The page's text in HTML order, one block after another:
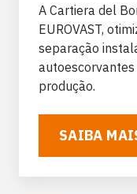
A Cartiera del
EUROVAST,
separação
autoescorvantes
produção.
SAIBA